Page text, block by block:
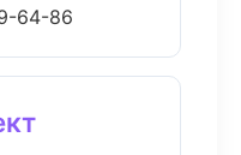
64-86